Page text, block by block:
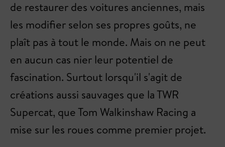
de restaurer des voitures anciennes, mais
les modifier selon ses propres goûts, ne
plaît pas à tout le monde. Mais on ne peut
en aucun cas nier leur potentiel de
fascination. Surtout lorsqu'il s'agit de
créations aussi sauvages que la TWR
Supercat, que Tom Walkinshaw Racing a
mise sur les roues comme premier projet.